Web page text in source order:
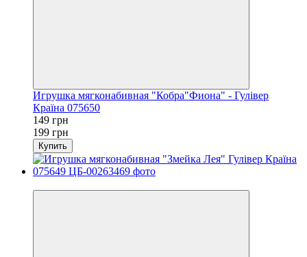
Игрушка мягконабивная "Кобра"Фиона" - Гулівер
Країна 075650
149 грн
199 грн
Купить